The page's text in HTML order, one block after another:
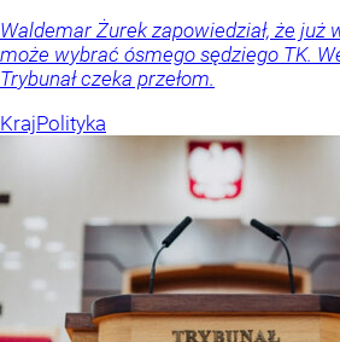
Waldemar Żurek zapowiedział, że już
może wybrać ósmego sędziego TK.
Trybunał czeka przełom.
KrajPolityka